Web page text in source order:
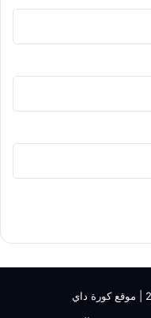
موقع كورة داي